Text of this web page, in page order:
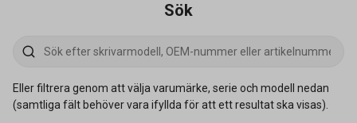
Sök
Eller filtrera genom att välja varumärke, serie och modell nedan
(samtliga fält behöver vara ifyllda för att ett resultat ska visas).